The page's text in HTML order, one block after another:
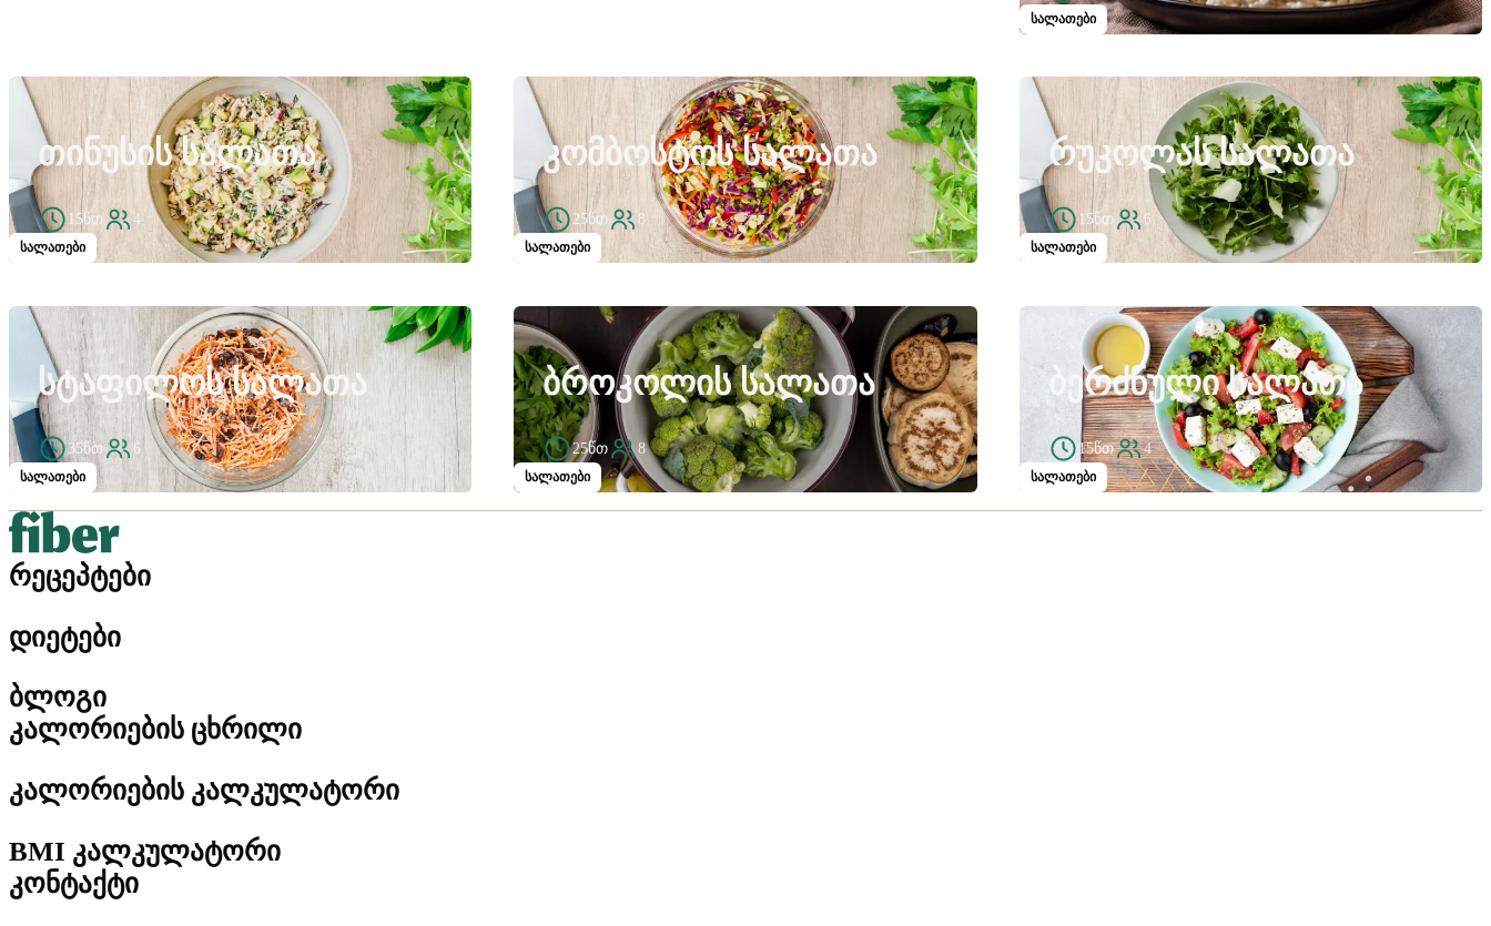
სალათები
სალათები
ᲗᲘᲜᲣᲡᲘᲡ ᲡᲐᲚᲐᲗᲐ
15წთ 4
სალათები
ᲙᲝᲛᲑᲝᲡᲢᲝᲡ ᲡᲐᲚᲐᲗᲐ
25წთ 8
სალათები
ᲠᲣᲙᲝᲚᲐᲡ ᲡᲐᲚᲐᲗᲐ
15წთ 6
სალათები
ᲡᲢᲐᲤᲘᲚᲝᲡ ᲡᲐᲚᲐᲗᲐ
35წთ 6
სალათები
ᲑᲠᲝᲙᲝᲚᲘᲡ ᲡᲐᲚᲐᲗᲐ
25წთ 8
სალათები
ᲑᲔᲠᲫᲜᲣᲚᲘ ᲡᲐᲚᲐᲗᲐ
15წთ 4
რეცეპტები
დიეტები
ბლოგი
კალორიების ცხრილი
კალორიების კალკულატორი
BMI კალკულატორი
კონტაქტი